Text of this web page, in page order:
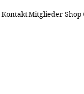
KontaktMitglieder Shop